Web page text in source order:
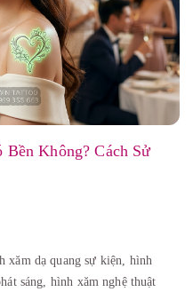
Không? Cách Sử
xăm dạ quang sự kiện, hình
sáng, hình xăm nghệ thuật